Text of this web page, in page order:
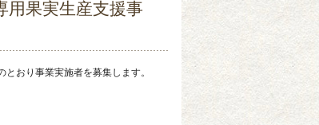
用果実生産支援事
おり事業実施者を募集します。